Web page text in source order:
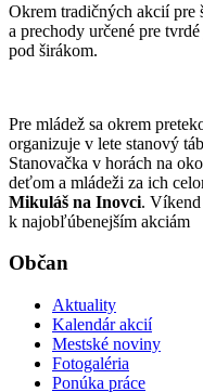
Okrem tradičných akcií pre
a prechody určené pre
pod širákom.
Pre mládež sa okrem
organizuje v lete stanový
Stanovačka v horách na
deťom a mládeži za ich
Mikuláš na Inovci. Víkend
k najobľúbenejším akciám
Občan
Aktuality
Kalendár akcií
Mestské noviny
Fotogaléria
Ponúka práce